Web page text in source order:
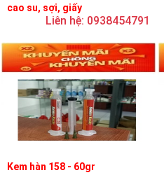
cao su, sợi, giấy
Liên hệ: 0938454791
Kem hàn 158 - 60gr